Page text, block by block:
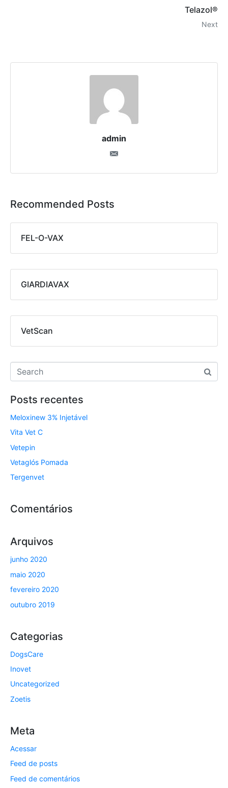
Telazol®
Next
admin
Recommended Posts
FEL-O-VAX
GIARDIAVAX
VetScan
Posts recentes
Meloxinew 3% Injetável
Vita Vet C
Vetepin
Vetaglós Pomada
Tergenvet
Comentários
Arquivos
junho 2020
maio 2020
fevereiro 2020
outubro 2019
Categorias
DogsCare
Inovet
Uncategorized
Zoetis
Meta
Acessar
Feed de posts
Feed de comentários